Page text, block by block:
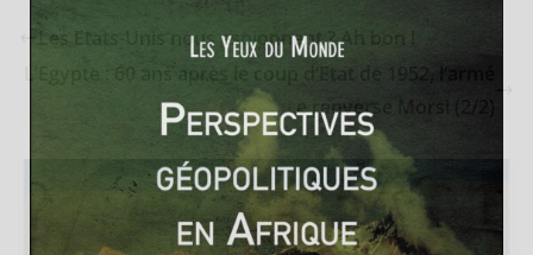
Les Etats-Unis nous espionnent ? Ah bon !
L’Egypte : 60 ans après le coup d’Etat de 1952, l’armé
e renverse Morsi (2/2)